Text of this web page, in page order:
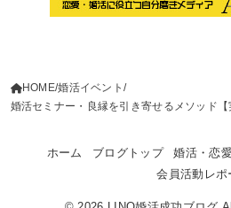
HOME 婚活イベント
婚活セミナー・良縁を引き寄せるメソッド【
ホーム ブログトップ 婚活・恋
会員活動レポ